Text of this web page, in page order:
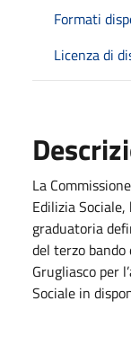
Formati
Licenza di
La
Edilizia
graduatoria
del terzo bando
Grugliasco per
Sociale in